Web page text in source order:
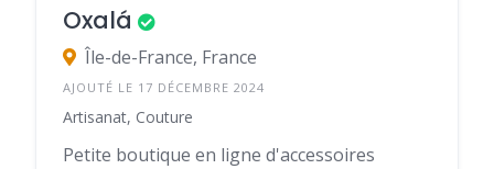
Oxalá
Île-de-France, France
AJOUTÉ LE 17 DÉCEMBRE 2024
Artisanat, Couture
Petite boutique en ligne d'accessoires